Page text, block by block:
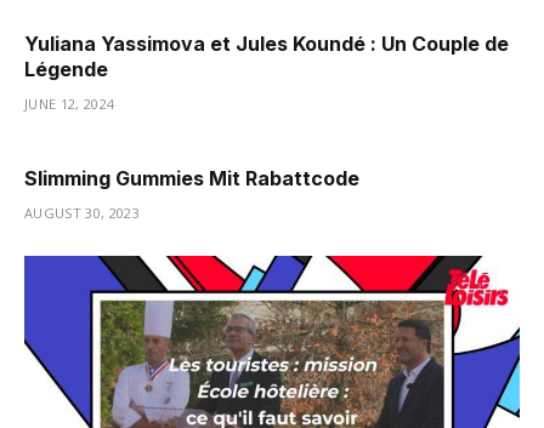
Yuliana Yassimova et Jules Koundé : Un Couple de
Légende
JUNE 12, 2024
Slimming Gummies Mit Rabattcode
AUGUST 30, 2023